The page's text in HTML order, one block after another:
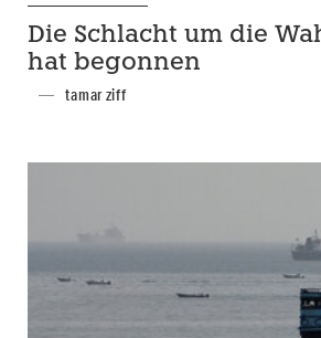
Die Schlacht um die
hat begonnen
tamar ziff